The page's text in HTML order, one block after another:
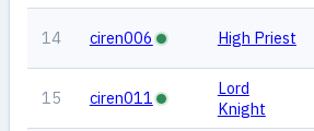
14 ciren006 High Priest
15 ciren011
Lord
Knight